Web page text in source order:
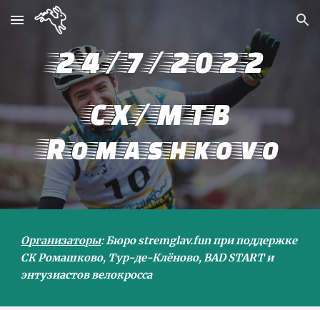
Skip to main content Skip to navigation
24/7/2022
CX/MTB
Romashkovo
Организаторы: Бюро stremglav.fun при поддержке
СК Ромашково, Тур-де-Клёново, BAD START и
энтузиастов велокросса